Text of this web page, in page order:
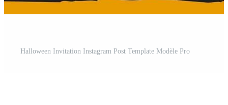
Halloween Invitation Instagram Post Template Modèle Pro